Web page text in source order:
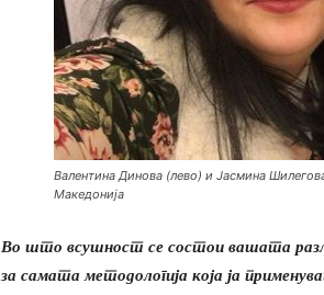
Валентина Динова (лево) и Јасмина
Македонија
Во што всушност се состои вашата
за самата методологија која ја